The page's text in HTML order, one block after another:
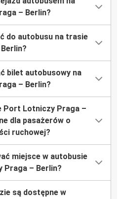
– Berlin?
do autobusu na trasie
bilet autobusowy na
– Berlin?
Port Lotniczy Praga –
dla pasażerów o
ruchowej?
miejsce w autobusie
– Berlin?
są dostępne w